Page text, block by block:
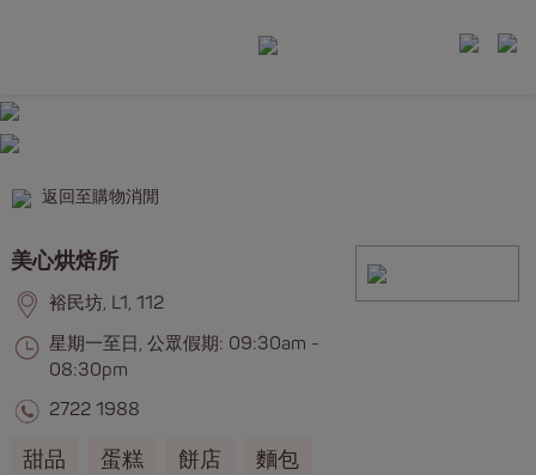
返回至購物消閒
美心烘焙所
裕民坊, L1, 112
星期一至日, 公眾假期: 09:30am -
08:30pm
2722 1988
甜品 蛋糕 餅店 麵包